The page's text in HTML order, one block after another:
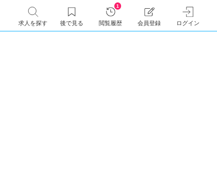
求人を探す 後で見る
1
閲覧履歴 会員登録 ログイン